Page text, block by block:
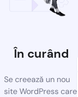
În curând
Se creează un nou
site WordPress care